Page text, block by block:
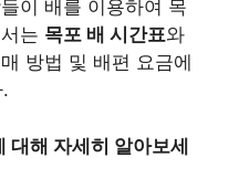
이 배를 이용하여 목
는 목포 배 시간표와
방법 및 배편 요금에
대해 자세히 알아보세